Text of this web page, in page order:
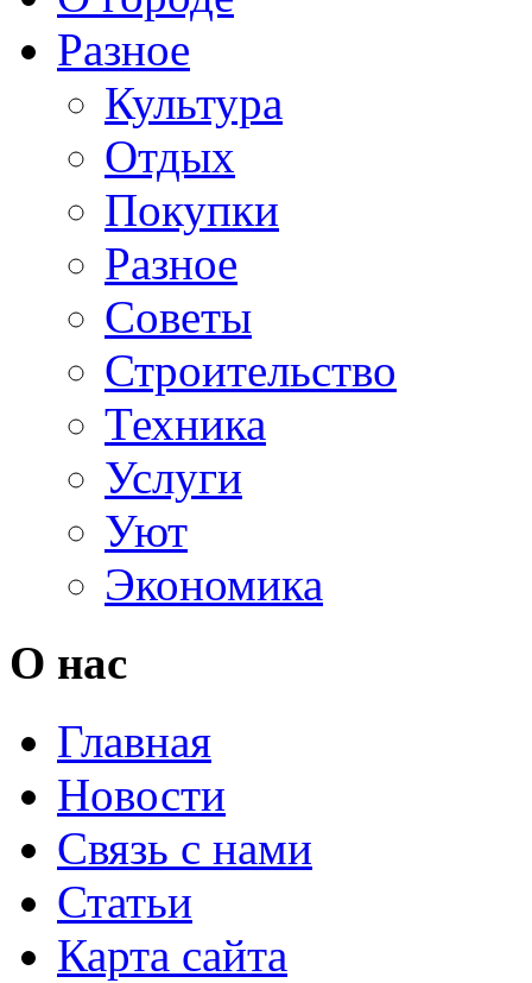
Разное
Культура
Отдых
Покупки
Разное
Советы
Строительство
Техника
Услуги
Уют
Экономика
О нас
Главная
Новости
Связь с нами
Статьи
Карта сайта